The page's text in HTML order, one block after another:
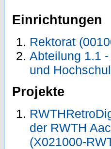
Einrichtungen
Rektorat
Abteilung 1.1
und
Projekte
der RWTH
(X021000-